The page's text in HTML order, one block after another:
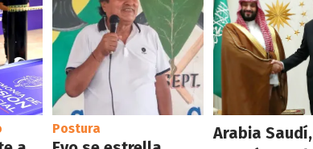
Postura
Arabia Saudí,